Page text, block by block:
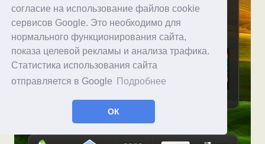
согласие на использование файлов cookie
сервисов Google. Это необходимо для
нормального функционирования сайта,
показа целевой рекламы и анализа трафика.
Статистика использования сайта
отправляется в Google
Подробнее
ОК